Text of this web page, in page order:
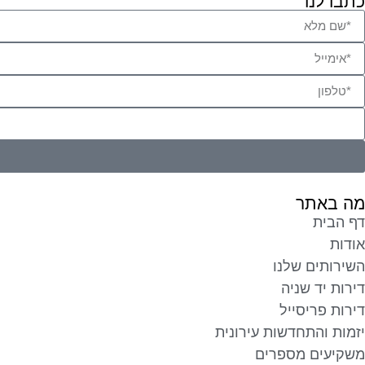
מה באתר
דף הבית
אודות
השירותים שלנו
דירות יד שניה
דירות פריסייל
יזמות והתחדשות עירונית
משקיעים מספרים